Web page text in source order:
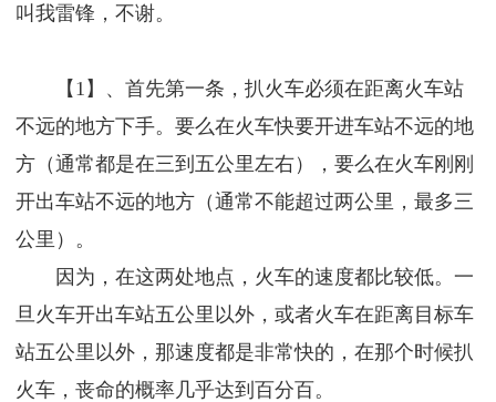
叫我雷锋，不谢。
【1】、首先第一条，扒火车必须在距离火车站
不远的地方下手。要么在火车快要开进车站不远的地
方（通常都是在三到五公里左右），要么在火车刚刚
开出车站不远的地方（通常不能超过两公里，最多三
公里）。
因为，在这两处地点，火车的速度都比较低。一
旦火车开出车站五公里以外，或者火车在距离目标车
站五公里以外，那速度都是非常快的，在那个时候扒
火车，丧命的概率几乎达到百分百。